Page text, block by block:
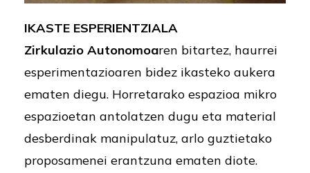
IKASTE ESPERIENTZIALA
Zirkulazio Autonomoaren bitartez, haurrei
esperimentazioaren bidez ikasteko aukera
ematen diegu. Horretarako espazioa mikro
espazioetan antolatzen dugu eta material
desberdinak manipulatuz, arlo guztietako
proposamenei erantzuna ematen diote.